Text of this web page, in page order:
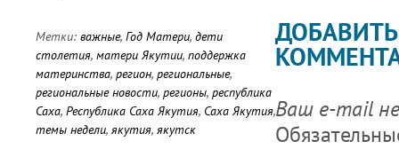
Метки: важные, Год Матери, дети
столетия, матери Якутии, поддержка
материнства, регион, региональные,
региональные новости, регионы, республика
Саха, Республика Саха Якутия, Саха Якутия,
темы недели, якутия, якутск
ДОБАВИТЬ
Ваш e-mail